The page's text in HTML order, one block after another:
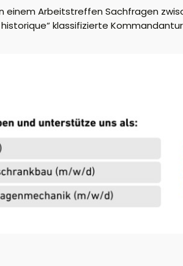
einem Arbeitstreffen Sachfragen
klassifizierte